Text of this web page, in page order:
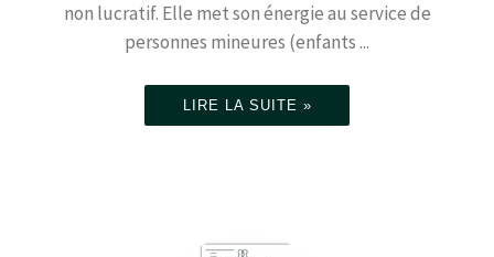
non lucratif. Elle met son énergie au service de
personnes mineures (enfants ...
LIRE LA SUITE »